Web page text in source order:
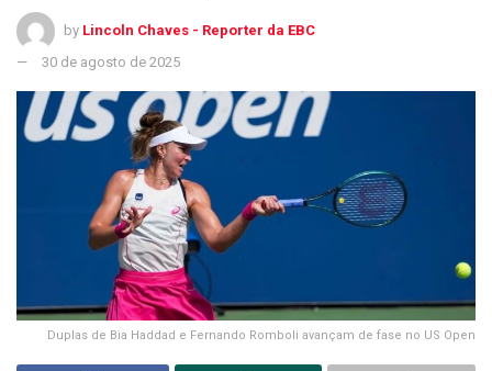
by Lincoln Chaves - Reporter da EBC
30 de agosto de 2025
Duplas de Bia Haddad e Fernando Romboli avançam de fase no US Open